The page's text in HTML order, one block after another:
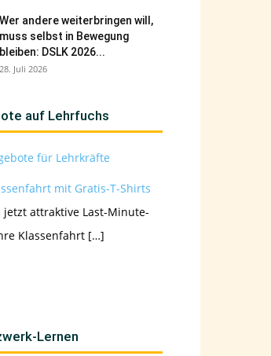
Wer andere weiterbringen will,
muss selbst in Bewegung
bleiben: DSLK 2026...
28. Juli 2026
auf Lehrfuchs
mit Gratis-T-Shirts
jetzt attraktive Last-Minute-
Klassenfahrt […]
Lernen